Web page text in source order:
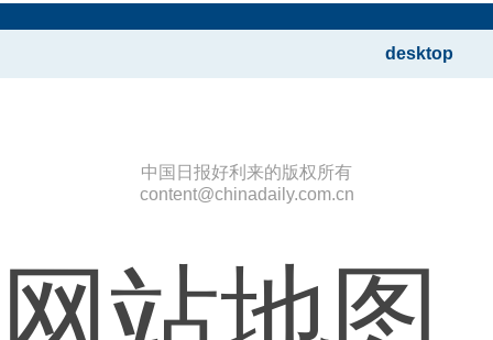
desktop
中国日报好利来的版权所有
content@chinadaily.com.cn